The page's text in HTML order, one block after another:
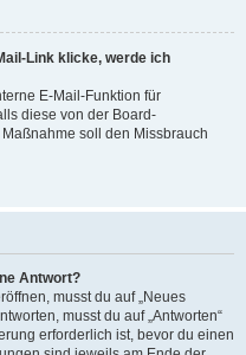
Link klicke, werde ich
E-Mail-Funktion für
diese von der Board-
soll den Missbrauch
Antwort?
musst du auf „Neues
musst du auf „Antworten“
erforderlich ist, bevor du einen